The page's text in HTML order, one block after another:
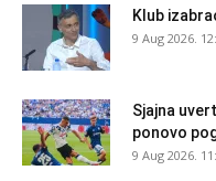
Klub
9 Aug 2026.
Sjajna
ponovo
9 Aug 2026.